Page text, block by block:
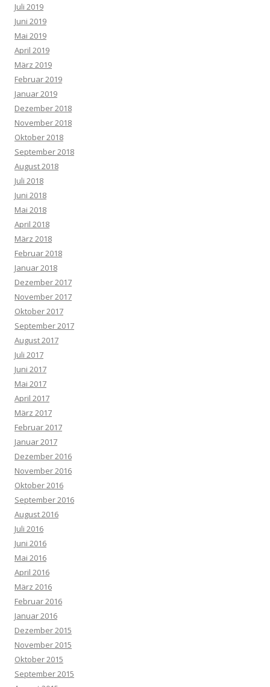
Juli 2019
Juni 2019
Mai 2019
April 2019
März 2019
Februar 2019
Januar 2019
Dezember 2018
November 2018
Oktober 2018
September 2018
August 2018
Juli 2018
Juni 2018
Mai 2018
April 2018
März 2018
Februar 2018
Januar 2018
Dezember 2017
November 2017
Oktober 2017
September 2017
August 2017
Juli 2017
Juni 2017
Mai 2017
April 2017
März 2017
Februar 2017
Januar 2017
Dezember 2016
November 2016
Oktober 2016
September 2016
August 2016
Juli 2016
Juni 2016
Mai 2016
April 2016
März 2016
Februar 2016
Januar 2016
Dezember 2015
November 2015
Oktober 2015
September 2015